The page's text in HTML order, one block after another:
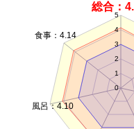
0
1
2
3
4
5
総合
風呂：4.10
食事：4.14